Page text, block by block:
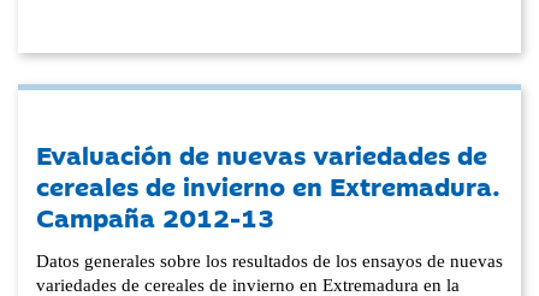
Evaluación de nuevas variedades de
cereales de invierno en Extremadura.
Campaña 2012-13
Datos generales sobre los resultados de los ensayos de nuevas
variedades de cereales de invierno en Extremadura en la